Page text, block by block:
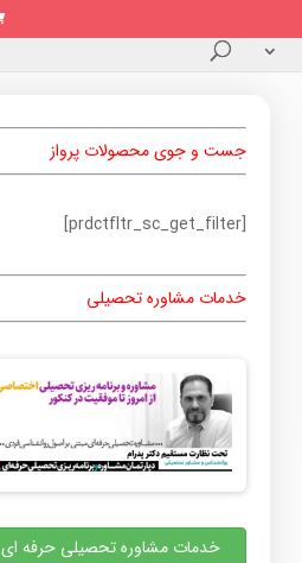
جست و جوی محصولات پرواز
[prdctfltr_sc_get_filter]
خدمات مشاوره تحصیلی
خدمات مشاوره تحصیلی حرفه ای